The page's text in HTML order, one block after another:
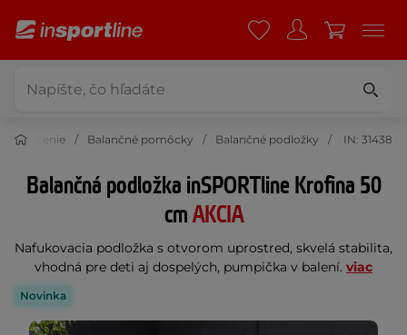
cvičenie Balančné pomôcky Balančné podložky IN: 31438
Balančná podložka inSPORTline Krofina 50
cmAKCIA
Nafukovacia podložka s otvorom uprostred, skvelá stabilita,
vhodná pre deti aj dospelých, pumpička v balení. viac
Novinka